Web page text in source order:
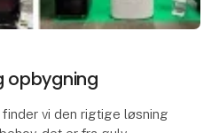
opbygning
vi den rigtige løsning